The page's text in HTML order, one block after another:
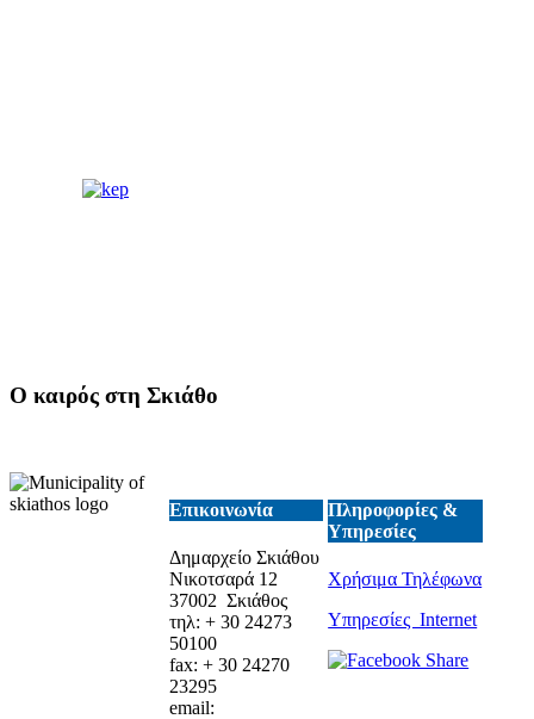
Ο καιρός στη Σκιάθο
Επικοινωνία
Δημαρχείο Σκιάθου
Νικοτσαρά 12
37002 Σκιάθος
τηλ: + 30 24273
50100
fax: + 30 24270
23295
email:
Πληροφορίες &
Υπηρεσίες
Χρήσιμα Τηλέφωνα
Υπηρεσίες Internet